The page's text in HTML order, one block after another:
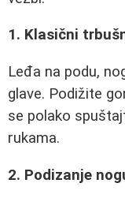
1. Klasični
Leđa na podu,
glave. Podižite
se polako
rukama.
2. Podizanje